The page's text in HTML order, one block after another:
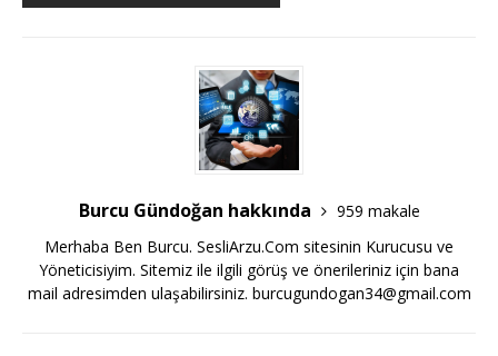
Burcu Gündoğan hakkında
959 makale
Merhaba Ben Burcu. SesliArzu.Com sitesinin Kurucusu ve
Yöneticisiyim. Sitemiz ile ilgili görüş ve önerileriniz için bana
mail adresimden ulaşabilirsiniz. burcugundogan34@gmail.com